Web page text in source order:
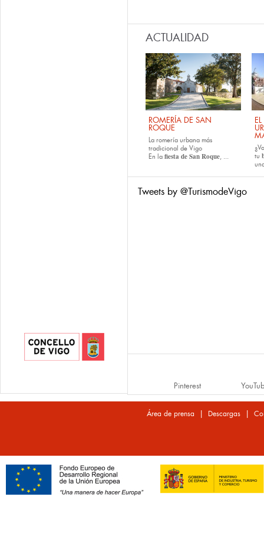
ACTUALIDAD
ROMERÍA DE SAN
ROQUE
La romería urbana más
tradicional de Vigo
En la fiesta de San Roque, ...
tu
Tweets by @TurismodeVigo
Pinterest
Área de prensa | Descargas|